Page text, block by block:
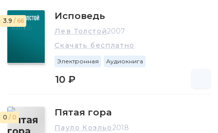
3.9 / 66 Исповедь
Лев Толстой2007
Скачать бесплатно
Электронная Аудиокнига
10 ₽
0 / 0 Пятая гора
Пауло Коэльо2018